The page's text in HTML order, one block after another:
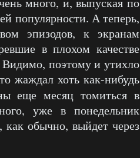
популярности. А теперь,
эпизодов, к экранам
в плохом качестве
Видимо, поэтому и утихло
жаждал хоть как-нибудь
еще месяц томиться в
уже в понедельник
обычно, выйдет через